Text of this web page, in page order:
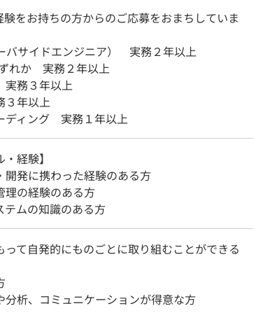
をお持ちの方からのご応募をおまちしていま
バサイドエンジニア） 実務２年以上
れか 実務２年以上
務３年以上
３年以上
ディング 実務１年以上
経験】
開発に携わった経験のある方
理の経験のある方
テムの知識のある方
って自発的にものごとに取り組むことができる
分析、コミュニケーションが得意な方